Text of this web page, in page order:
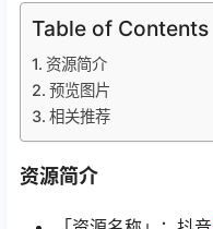
Table of Contents
资源简介
预览图片
相关推荐
资源简介